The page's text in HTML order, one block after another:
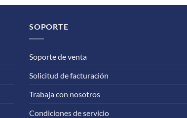
SOPORTE
Soporte de venta
Solicitud de facturación
Trabaja con nosotros
Condiciones de servicio